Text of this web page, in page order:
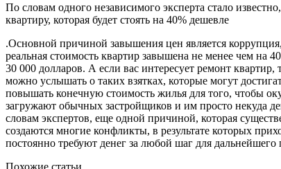
По словам одного независимого эксперта стало
квартиру, которая будет стоять на 40% дешевле
.Основной причиной завышения цен является
реальная стоимость квартир завышена не менее чем на
30 000 долларов. А если вас интересует ремонт
можно услышать о таких взятках, которые могут
повышать конечную стоимость жилья для того, чтобы
загружают обычных застройщиков и им просто некуда
словам экспертов, еще одной причиной, которая
создаются многие конфликты, в результате которых
постоянно требуют денег за любой шаг для
Похожие статьи